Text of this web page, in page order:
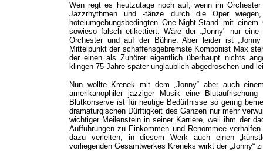
Wen regt es heutzutage noch auf, wenn im
Jazzrhythmen und -tänze durch die Oper
hotelumgebungsbedingten One-Night-Stand mit
sowieso falsch etikettiert: Wäre der „Jonny" nur
Orchester und auf der Bühne. Aber leider ist
Mittelpunkt der schaffensgebremste Komponist Max
der einen als Zuhörer eigentlich überhaupt nichts
klingen 75 Jahre später unglaublich abgedroschen und
Nun wollte Krenek mit dem „Jonny“ aber auch
amerikanophiler jazziger Musik eine
Blutkonserve ist für heutige Bedürfnisse so gering
dramaturgischen Dürftigkeit des Ganzen nur mehr
wichtiger Meilenstein in seiner Karriere, weil ihm der
Aufführungen zu Einkommen und Renommee
dazu verleiten, in diesem Werk auch einen
vorliegenden Gesamtwerkes Kreneks wirkt der „Jonny“